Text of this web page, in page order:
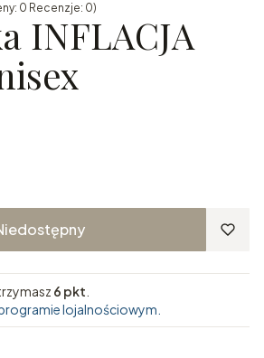
0 Recenzje: 0)
INFLACJA
6 pkt
lojalnościowym.